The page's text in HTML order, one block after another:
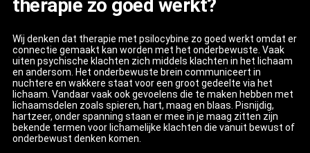
therapie zo goed werkt?
Wij denken dat therapie met psilocybine zo goed werkt omdat er
connectie gemaakt kan worden met het onderbewuste. Vaak
uiten psychische klachten zich middels klachten in het lichaam
en andersom. Het onderbewuste brein communiceert in
nuchtere en wakkere staat voor een groot gedeelte via het
lichaam. Vandaar vaak ook gevoelens die te maken hebben met
lichaamsdelen zoals spieren, hart, maag en blaas. Pisnijdig,
hartzeer, onder spanning staan er mee in je maag zitten zijn
bekende termen voor lichamelijke klachten die vanuit bewust of
onderbewust denken komen.